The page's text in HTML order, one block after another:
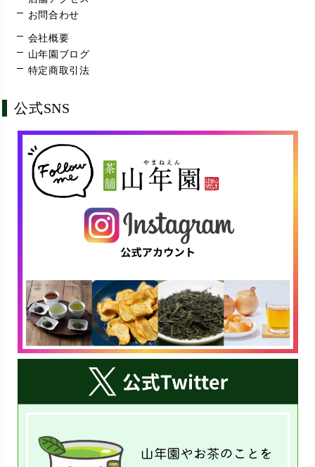
お問合わせ
会社概要
山年園ブログ
特定商取引法
公式SNS